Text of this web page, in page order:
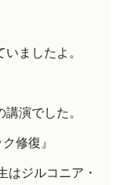
ましたよ。
演でした。
修復』
はジルコニア・